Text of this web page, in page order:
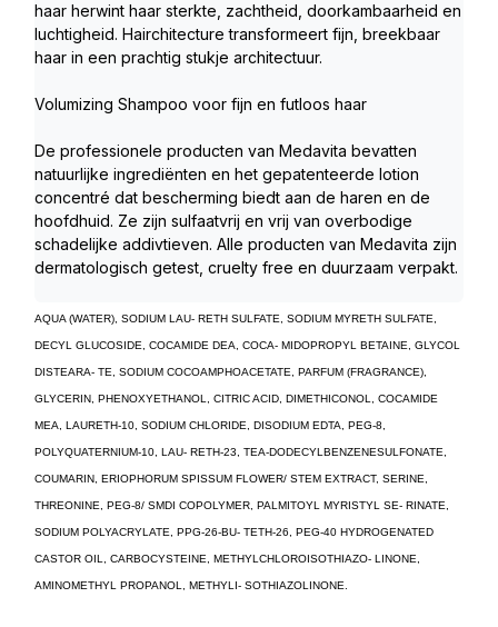
haar herwint haar sterkte, zachtheid, doorkambaarheid en
luchtigheid. Hairchitecture transformeert fijn, breekbaar
haar in een prachtig stukje architectuur.
Volumizing Shampoo voor fijn en futloos haar
De professionele producten van Medavita bevatten
natuurlijke ingrediënten en het gepatenteerde lotion
concentré dat bescherming biedt aan de haren en de
hoofdhuid. Ze zijn sulfaatvrij en vrij van overbodige
schadelijke addivtieven. Alle producten van Medavita zijn
dermatologisch getest, cruelty free en duurzaam verpakt.
AQUA (WATER), SODIUM LAU- RETH SULFATE, SODIUM MYRETH SULFATE,
DECYL GLUCOSIDE, COCAMIDE DEA, COCA- MIDOPROPYL BETAINE, GLYCOL
DISTEARA- TE, SODIUM COCOAMPHOACETATE, PARFUM (FRAGRANCE),
GLYCERIN, PHENOXYETHANOL, CITRIC ACID, DIMETHICONOL, COCAMIDE
MEA, LAURETH-10, SODIUM CHLORIDE, DISODIUM EDTA, PEG-8,
POLYQUATERNIUM-10, LAU- RETH-23, TEA-DODECYLBENZENESULFONATE,
COUMARIN, ERIOPHORUM SPISSUM FLOWER/ STEM EXTRACT, SERINE,
THREONINE, PEG-8/ SMDI COPOLYMER, PALMITOYL MYRISTYL SE- RINATE,
SODIUM POLYACRYLATE, PPG-26-BU- TETH-26, PEG-40 HYDROGENATED
CASTOR OIL, CARBOCYSTEINE, METHYLCHLOROISOTHIAZO- LINONE,
AMINOMETHYL PROPANOL, METHYLI- SOTHIAZOLINONE.